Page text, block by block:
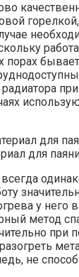
порах
для
у
метод
при
не